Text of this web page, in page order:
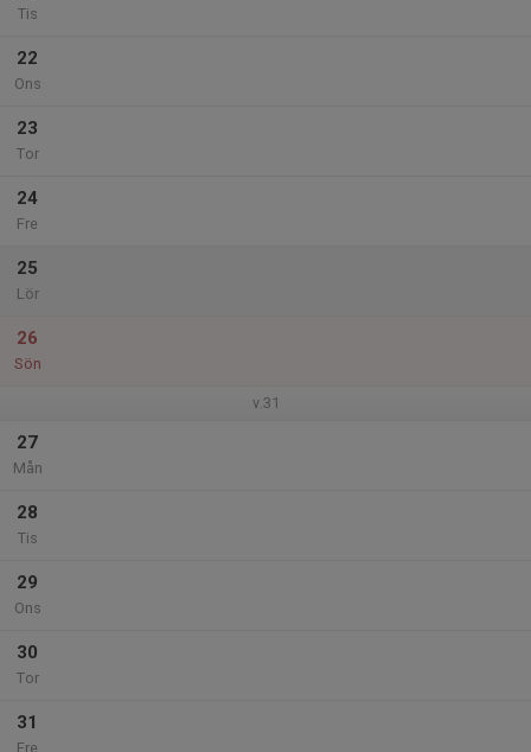
Tis
22
Ons
23
Tor
24
Fre
25
Lör
26
Sön
v.31
27
Mån
28
Tis
29
Ons
30
Tor
31
Fre